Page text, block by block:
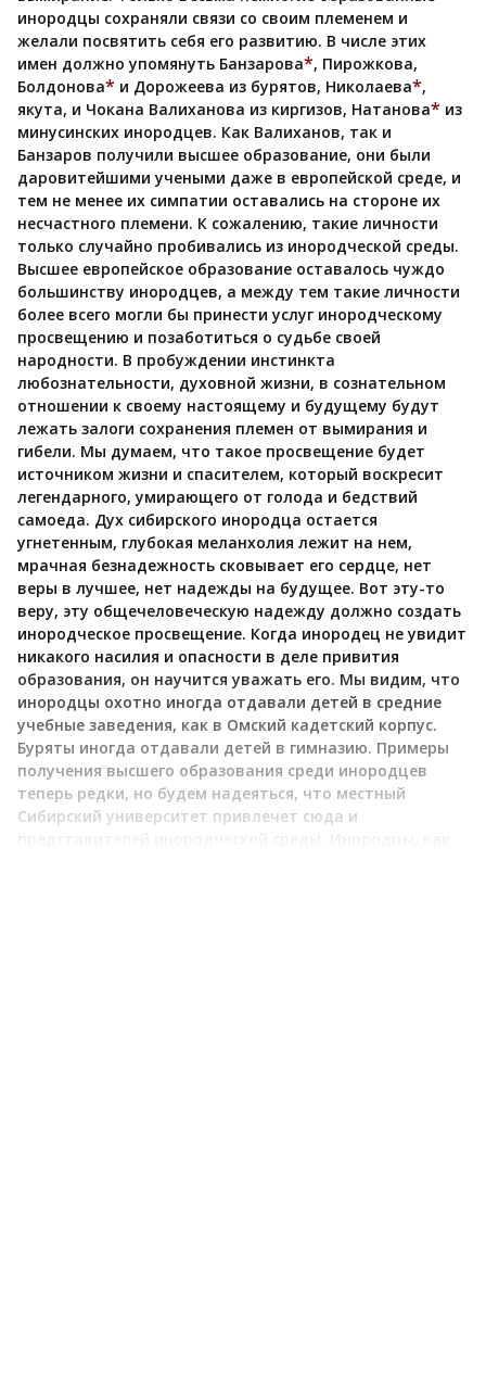
инородцы сохраняли связи со своим племенем и
желали посвятить себя его развитию. В числе этих
имен должно упомянуть Банзарова*, Пирожкова,
Болдонова* и Дорожеева из бурятов, Николаева*,
якута, и Чокана Валиханова из киргизов, Натанова* из
минусинских инородцев. Как Валиханов, так и
Банзаров получили высшее образование, они были
даровитейшими учеными даже в европейской среде, и
тем не менее их симпатии оставались на стороне их
несчастного племени. К сожалению, такие личности
только случайно пробивались из инородческой среды.
Высшее европейское образование оставалось чуждо
большинству инородцев, а между тем такие личности
более всего могли бы принести услуг инородческому
просвещению и позаботиться о судьбе своей
народности. В пробуждении инстинкта
любознательности, духовной жизни, в сознательном
отношении к своему настоящему и будущему будут
лежать залоги сохранения племен от вымирания и
гибели. Мы думаем, что такое просвещение будет
источником жизни и спасителем, который воскресит
легендарного, умирающего от голода и бедствий
самоеда. Дух сибирского инородца остается
угнетенным, глубокая меланхолия лежит на нем,
мрачная безнадежность сковывает его сердце, нет
веры в лучшее, нет надежды на будущее. Вот эту-то
веру, эту общечеловеческую надежду должно создать
инородческое просвещение. Когда инородец не увидит
никакого насилия и опасности в деле привития
образования, он научится уважать его. Мы видим, что
инородцы охотно иногда отдавали детей в средние
учебные заведения, как в Омский кадетский корпус.
Буряты иногда отдавали детей в гимназию. Примеры
получения высшего образования среди инородцев
теперь редки, но будем надеяться, что местный
Сибирский университет привлечет сюда и